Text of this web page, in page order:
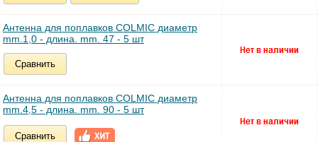
Антенна для поплавков COLMIC диаметр
mm.1,0 - длина. mm. 47 - 5 шт
Сравнить
Антенна для поплавков COLMIC диаметр
mm.4,5 - длина. mm. 90 - 5 шт
Сравнить